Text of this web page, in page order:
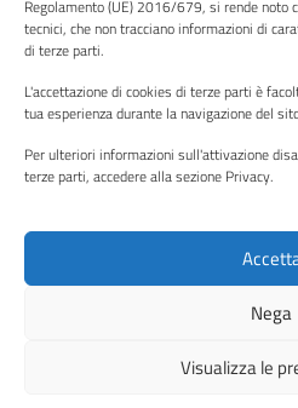
Regolamento (UE) 2016/679, si rende noto
tecnici, che non tracciano informazioni di
di terze parti.
L'accettazione di cookies di terze parti è
tua esperienza durante la navigazione del
Per ulteriori informazioni sull'attivazione
terze parti, accedere alla sezione Privacy.
Nega
Visualizza le
Note legali
Piano di miglioramento del sito